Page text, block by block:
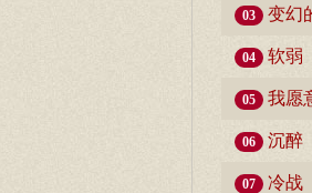
03 变幻
04 软弱
05 我愿
06 沉醉
07 冷战